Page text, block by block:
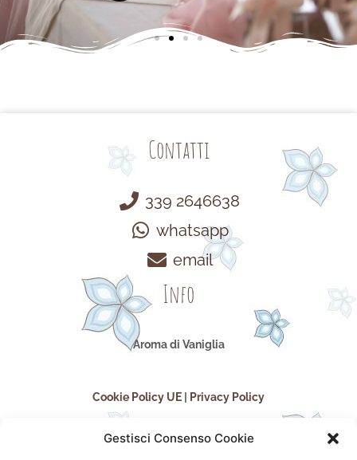
Gestisci Consenso Cookie
Contatti
339 2646638
whatsapp
email
Info
Aroma di Vaniglia
Cookie Policy UE | Privacy Policy